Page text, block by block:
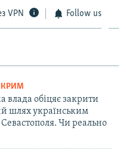
VPN Follow us
КРИМ
влада обіцяє закрити
шлях українським
Чи реально